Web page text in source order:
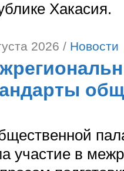
Хакасия.
2026 / Новости
участие в